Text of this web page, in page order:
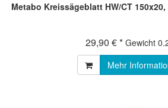
Metabo Kreissägeblatt HW/CT 150x20,
29,90 € * Gewicht
Mehr